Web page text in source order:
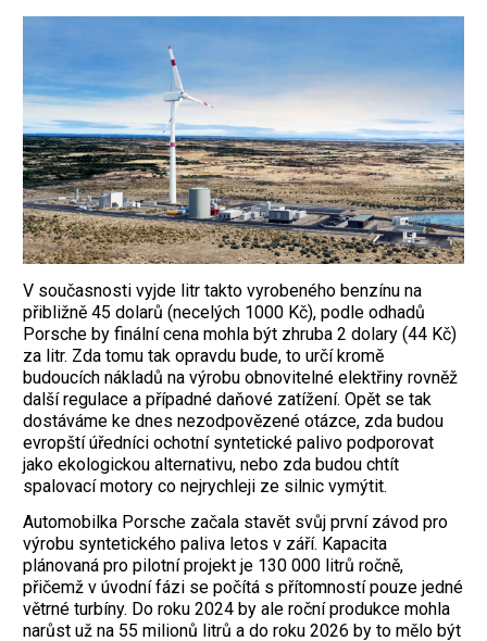
V současnosti vyjde litr takto vyrobeného benzínu na
přibližně 45 dolarů (necelých 1000 Kč), podle odhadů
Porsche by finální cena mohla být zhruba 2 dolary (44 Kč)
za litr. Zda tomu tak opravdu bude, to určí kromě
budoucích nákladů na výrobu obnovitelné elektřiny rovněž
další regulace a případné daňové zatížení. Opět se tak
dostáváme ke dnes nezodpovězené otázce, zda budou
evropští úředníci ochotní syntetické palivo podporovat
jako ekologickou alternativu, nebo zda budou chtít
spalovací motory co nejrychleji ze silnic vymýtit.
Automobilka Porsche začala stavět svůj první závod pro
výrobu syntetického paliva letos v září. Kapacita
plánovaná pro pilotní projekt je 130 000 litrů ročně,
přičemž v úvodní fázi se počítá s přítomností pouze jedné
větrné turbíny. Do roku 2024 by ale roční produkce mohla
narůst už na 55 milionů litrů a do roku 2026 by to mělo být